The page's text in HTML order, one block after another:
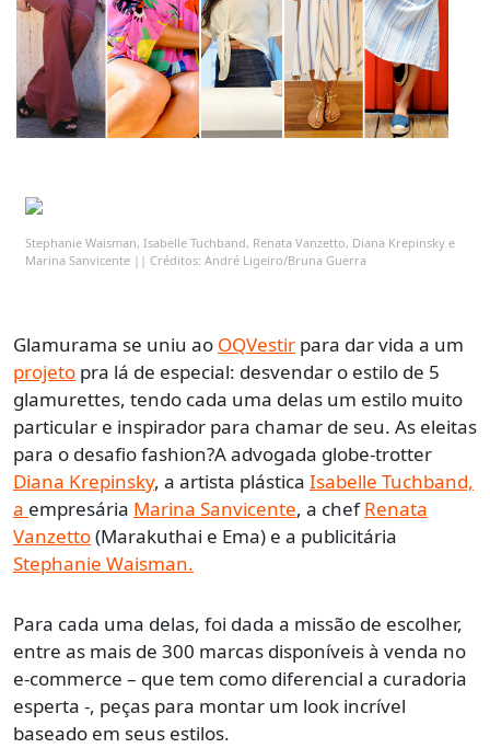
Stephanie Waisman, Isabelle Tuchband, Renata Vanzetto, Diana Krepinsky e
Marina Sanvicente || Créditos: André Ligeiro/Bruna Guerra
Glamurama se uniu ao OQVestir para dar vida a um
projeto pra lá de especial: desvendar o estilo de 5
glamurettes, tendo cada uma delas um estilo muito
particular e inspirador para chamar de seu. As eleitas
para o desafio fashion?A advogada globe-trotter
Diana Krepinsky, a artista plástica Isabelle Tuchband,
a empresária Marina Sanvicente, a chefRenata
Vanzetto(Marakuthai e Ema) e a publicitária
Stephanie Waisman.
Para cada uma delas, foi dada a missão de escolher,
entre as mais de 300 marcas disponíveis à venda no
e-commerce – que tem como diferencial a curadoria
esperta -, peças para montar um look incrível
baseado em seus estilos.